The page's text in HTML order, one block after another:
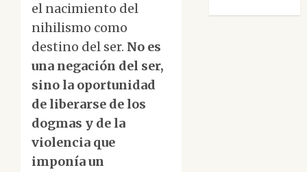
el nacimiento del
nihilismo como
destino del ser. No es
una negación del ser,
sino la oportunidad
de liberarse de los
dogmas y de la
violencia que
imponía un